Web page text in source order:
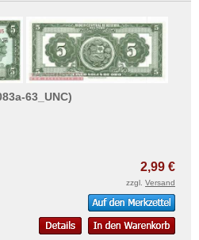
63_UNC)
2,99 €
zzgl. Versand